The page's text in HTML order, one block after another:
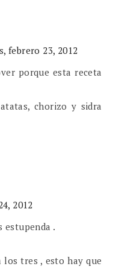
febrero 23, 2012
porque esta receta
chorizo y sidra
2012
estupenda .
tres , esto hay que